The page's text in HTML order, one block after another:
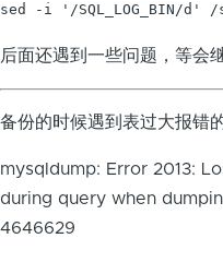
sed -i '/SQL_LOG_BIN/d'
后面还遇到一些问题，等会
备份的时候遇到表过大报错
mysqldump: Error 2013:
during query when
4646629